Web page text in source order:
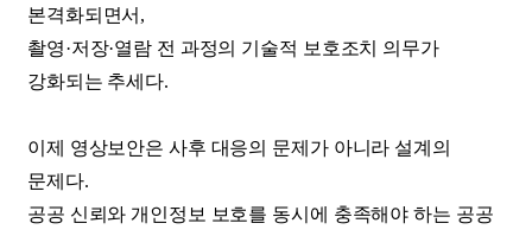
본격화되면서,
촬영·저장·열람 전 과정의 기술적 보호조치 의무가
강화되는 추세다.
이제 영상보안은 사후 대응의 문제가 아니라 설계의
문제다.
공공 신뢰와 개인정보 보호를 동시에 충족해야 하는 공공